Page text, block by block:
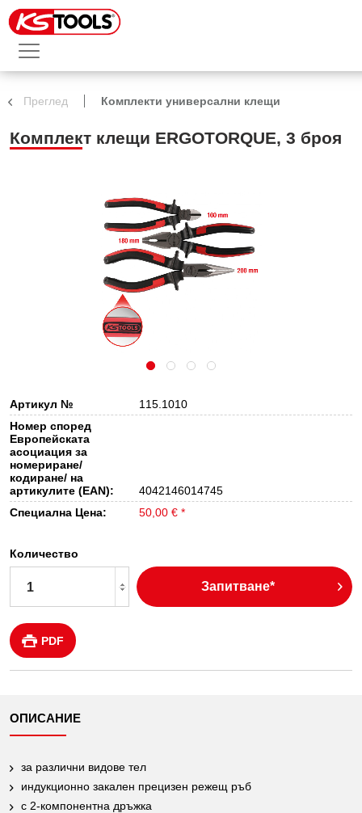
Преглед Комплекти универсални клещи
Комплект клещи ERGOTORQUE, 3 броя
Артикул №
115.1010
Номер според
Европейската
асоциация за
номериране/
кодиране/ на
артикулите (EAN):
4042146014745
Специална Цена:
50,00 € *
Количество
Запитване*
PDF
ОПИСАНИЕ
за различни видове тел
индукционно закален прецизен режещ ръб
с 2-компонентна дръжка